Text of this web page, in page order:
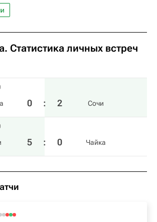
Статистика личных встреч
0 : 2 Сочи
5 : 0 Чайка